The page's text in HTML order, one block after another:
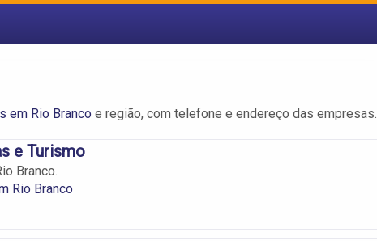
em Rio Branco e região, com telefone e endereço das empresas.
e Turismo
Branco.
Rio Branco